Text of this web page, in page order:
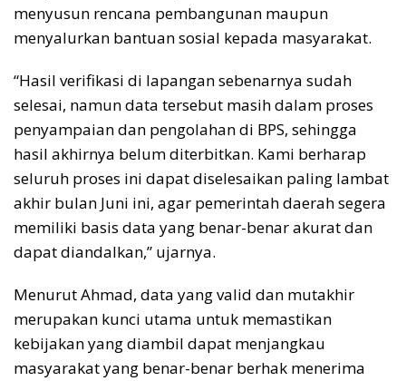
menyusun rencana pembangunan maupun
menyalurkan bantuan sosial kepada masyarakat.
“Hasil verifikasi di lapangan sebenarnya sudah
selesai, namun data tersebut masih dalam proses
penyampaian dan pengolahan di BPS, sehingga
hasil akhirnya belum diterbitkan. Kami berharap
seluruh proses ini dapat diselesaikan paling lambat
akhir bulan Juni ini, agar pemerintah daerah segera
memiliki basis data yang benar-benar akurat dan
dapat diandalkan,” ujarnya.
Menurut Ahmad, data yang valid dan mutakhir
merupakan kunci utama untuk memastikan
kebijakan yang diambil dapat menjangkau
masyarakat yang benar-benar berhak menerima